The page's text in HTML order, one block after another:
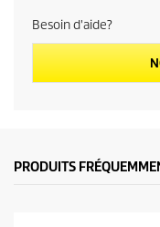
Besoin d'aide?
PRODUITS